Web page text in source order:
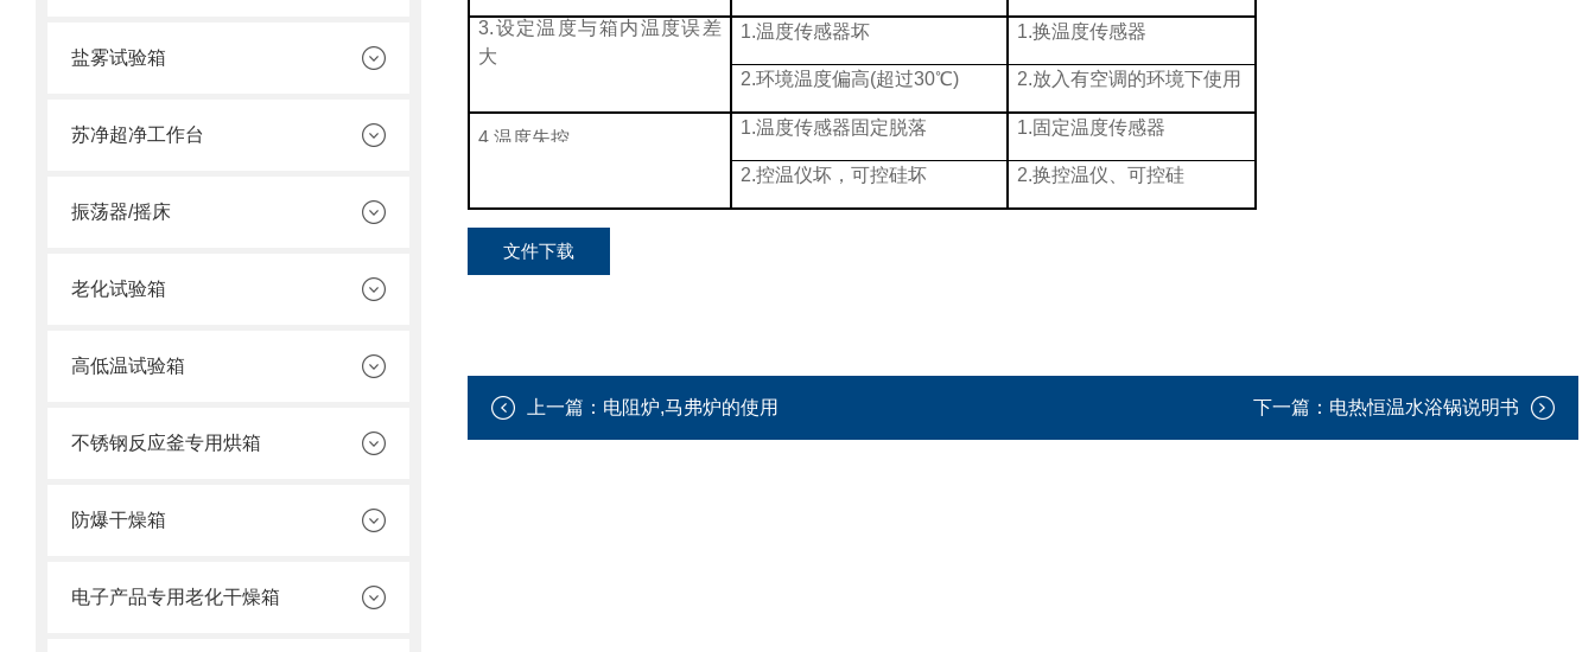
盐雾试验箱
苏净超净工作台
振荡器/摇床
老化试验箱
高低温试验箱
不锈钢反应釜专用烘箱
防爆干燥箱
电子产品专用老化干燥箱
3.设定温度与箱内温度误差
大
1.温度传感器坏 1.换温度传感器
2.环境温度偏高(超过30℃) 2.放入有空调的环境下使用
4.温度失控
1.温度传感器固定脱落 1.固定温度传感器
2.控温仪坏，可控硅坏 2.换控温仪、可控硅
文件下载
上一篇： 电阻炉,马弗炉的使用 下一篇： 电热恒温水浴锅说明书